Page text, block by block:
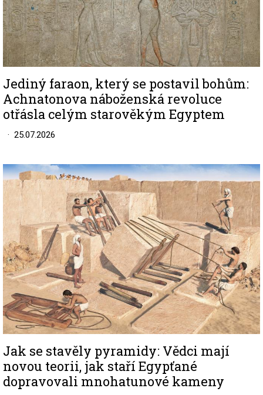
Jediný faraon, který se postavil bohům:
Achnatonova náboženská revoluce
otřásla celým starověkým Egyptem
25.07.2026
Image
Jak se stavěly pyramidy: Vědci mají
novou teorii, jak staří Egypťané
dopravovali mnohatunové kameny